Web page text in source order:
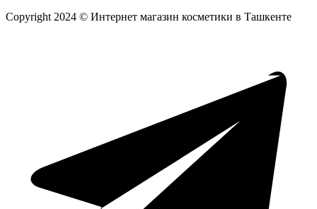
Copyright 2024 © Интернет магазин косметики в Ташкенте